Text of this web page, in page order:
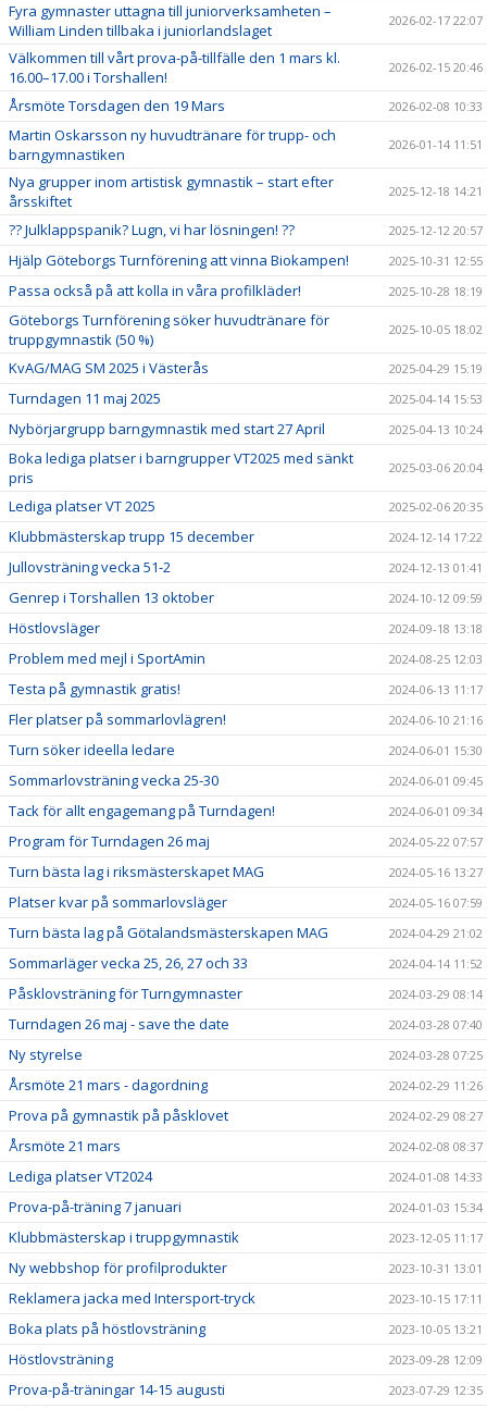
Fyra gymnaster uttagna till juniorverksamheten –
William Linden tillbaka i juniorlandslaget
2026-02-17 22:07
Välkommen till vårt prova-på-tillfälle den 1 mars kl.
16.00–17.00 i Torshallen!
2026-02-15 20:46
Årsmöte Torsdagen den 19 Mars 2026-02-08 10:33
Martin Oskarsson ny huvudtränare för trupp- och
barngymnastiken
2026-01-14 11:51
Nya grupper inom artistisk gymnastik – start efter
årsskiftet
2025-12-18 14:21
?? Julklappspanik? Lugn, vi har lösningen! ?? 2025-12-12 20:57
Hjälp Göteborgs Turnförening att vinna Biokampen! 2025-10-31 12:55
Passa också på att kolla in våra profilkläder! 2025-10-28 18:19
Göteborgs Turnförening söker huvudtränare för
truppgymnastik (50 %)
2025-10-05 18:02
KvAG/MAG SM 2025 i Västerås 2025-04-29 15:19
Turndagen 11 maj 2025 2025-04-14 15:53
Nybörjargrupp barngymnastik med start 27 April 2025-04-13 10:24
Boka lediga platser i barngrupper VT2025 med sänkt
pris
2025-03-06 20:04
Lediga platser VT 2025 2025-02-06 20:35
Klubbmästerskap trupp 15 december 2024-12-14 17:22
Jullovsträning vecka 51-2 2024-12-13 01:41
Genrep i Torshallen 13 oktober 2024-10-12 09:59
Höstlovsläger 2024-09-18 13:18
Problem med mejl i SportAmin 2024-08-25 12:03
Testa på gymnastik gratis! 2024-06-13 11:17
Fler platser på sommarlovlägren! 2024-06-10 21:16
Turn söker ideella ledare 2024-06-01 15:30
Sommarlovsträning vecka 25-30 2024-06-01 09:45
Tack för allt engagemang på Turndagen! 2024-06-01 09:34
Program för Turndagen 26 maj 2024-05-22 07:57
Turn bästa lag i riksmästerskapet MAG 2024-05-16 13:27
Platser kvar på sommarlovsläger 2024-05-16 07:59
Turn bästa lag på Götalandsmästerskapen MAG 2024-04-29 21:02
Sommarläger vecka 25, 26, 27 och 33 2024-04-14 11:52
Påsklovsträning för Turngymnaster 2024-03-29 08:14
Turndagen 26 maj - save the date 2024-03-28 07:40
Ny styrelse 2024-03-28 07:25
Årsmöte 21 mars - dagordning 2024-02-29 11:26
Prova på gymnastik på påsklovet 2024-02-29 08:27
Årsmöte 21 mars 2024-02-08 08:37
Lediga platser VT2024 2024-01-08 14:33
Prova-på-träning 7 januari 2024-01-03 15:34
Klubbmästerskap i truppgymnastik 2023-12-05 11:17
Ny webbshop för profilprodukter 2023-10-31 13:01
Reklamera jacka med Intersport-tryck 2023-10-15 17:11
Boka plats på höstlovsträning 2023-10-05 13:21
Höstlovsträning 2023-09-28 12:09
Prova-på-träningar 14-15 augusti 2023-07-29 12:35